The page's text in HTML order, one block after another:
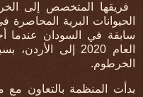
فريقها المتخصص إلى
الحيوانات البرية المحاصرة
سابقة في السودان عندما
العام 2020 إلى
الخرطوم.